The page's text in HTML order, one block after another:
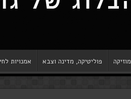
מוזיקה פוליטיקה, מדינה וצבא אמנויות